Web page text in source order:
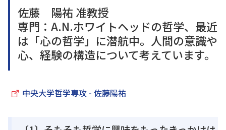
佐藤 陽祐 准教授
専門：A.N.ホワイトヘッドの哲学、最近
は「心の哲学」に潜航中。人間の意識や
心、経験の構造について考えています。
中央大学哲学専攻 - 佐藤陽祐